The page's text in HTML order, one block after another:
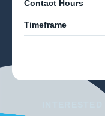
Contact Hours
Timeframe